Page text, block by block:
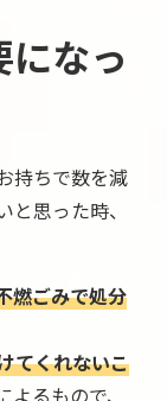
なっ
持ちで数を減
思った時、
燃ごみで処分
てくれないこ